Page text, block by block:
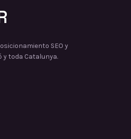
SEO y
y toda Catalunya.